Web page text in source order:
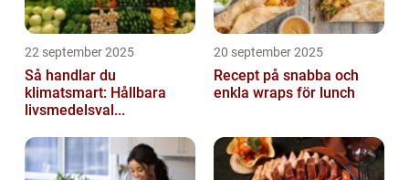
22 september 2025
Så handlar du
klimatsmart: Hållbara
livsmedelsval...
20 september 2025
Recept på snabba och
enkla wraps för lunch